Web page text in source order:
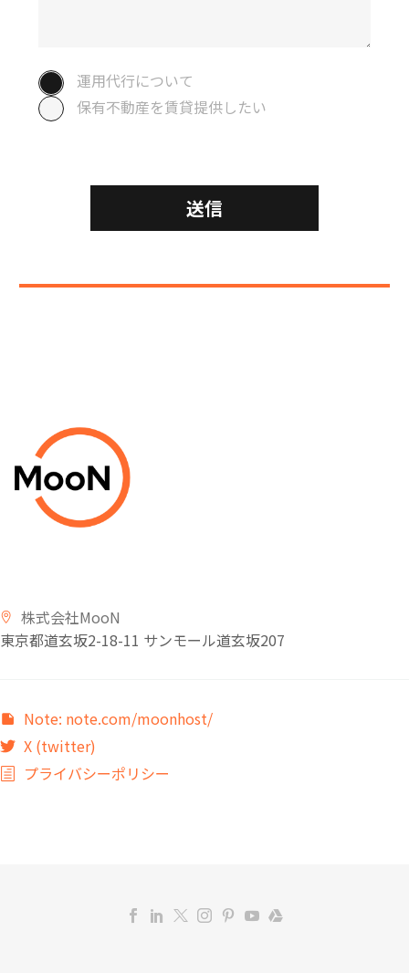
運用代行について
保有不動産を賃貸提供したい
株式会社MooN
東京都道玄坂2-18-11 サンモール道玄坂207
Note: note.com/moonhost/
X (twitter)
プライバシーポリシー